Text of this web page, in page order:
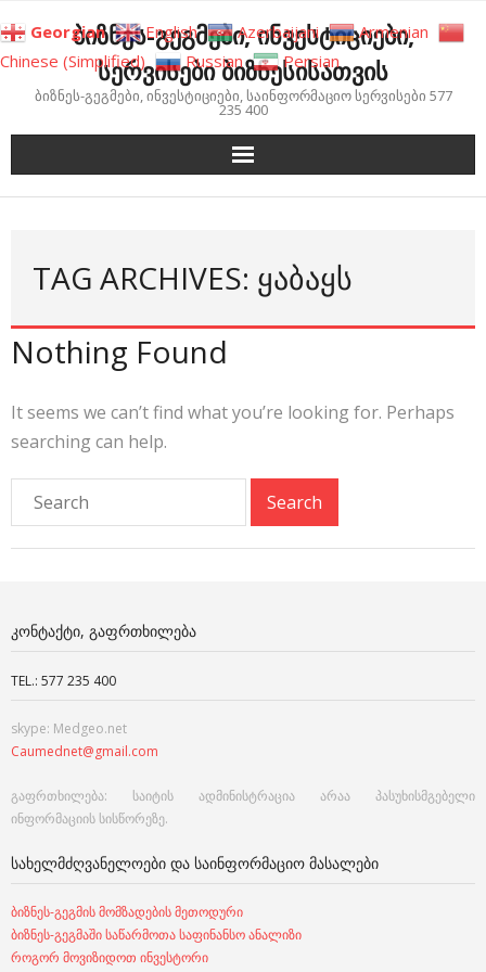
to
content
ბიზნეს-გეგმები, ინვესტიციები,
სერვისები ბიზნესისათვის
ბიზნეს-გეგმები, ინვესტიციები, საინფორმაციო სერვისები 577
235 400
TAG ARCHIVES: ᲧᲐᲑᲐᲧᲡ
Nothing Found
It seems we can’t find what you’re looking for. Perhaps
searching can help.
ᲙᲝᲜᲢᲐᲥᲢᲘ, ᲒᲐᲤᲠᲗᲮᲘᲚᲔᲑᲐ
TEL.: 577 235 400
skype: Medgeo.net
Caumednet@gmail.com
გაფრთხილება: საიტის ადმინისტრაცია არაა პასუხისმგებელი
ინფორმაციის სისწორეზე.
ᲡᲐᲮᲔᲚᲛᲫᲦᲕᲐᲜᲔᲚᲝᲔᲑᲘ ᲓᲐ ᲡᲐᲘᲜᲤᲝᲠᲛᲐᲪᲘᲝ ᲛᲐᲡᲐᲚᲔᲑᲘ
ბიზნეს-გეგმის მომზადების მეთოდური
ბიზნეს-გეგმაში საწარმოთა საფინანსო ანალიზი
როგორ მოვიზიდოთ ინვესტორი
Georgian English Azerbaijani
Armenian
Chinese (Simplified)
Russian Persian